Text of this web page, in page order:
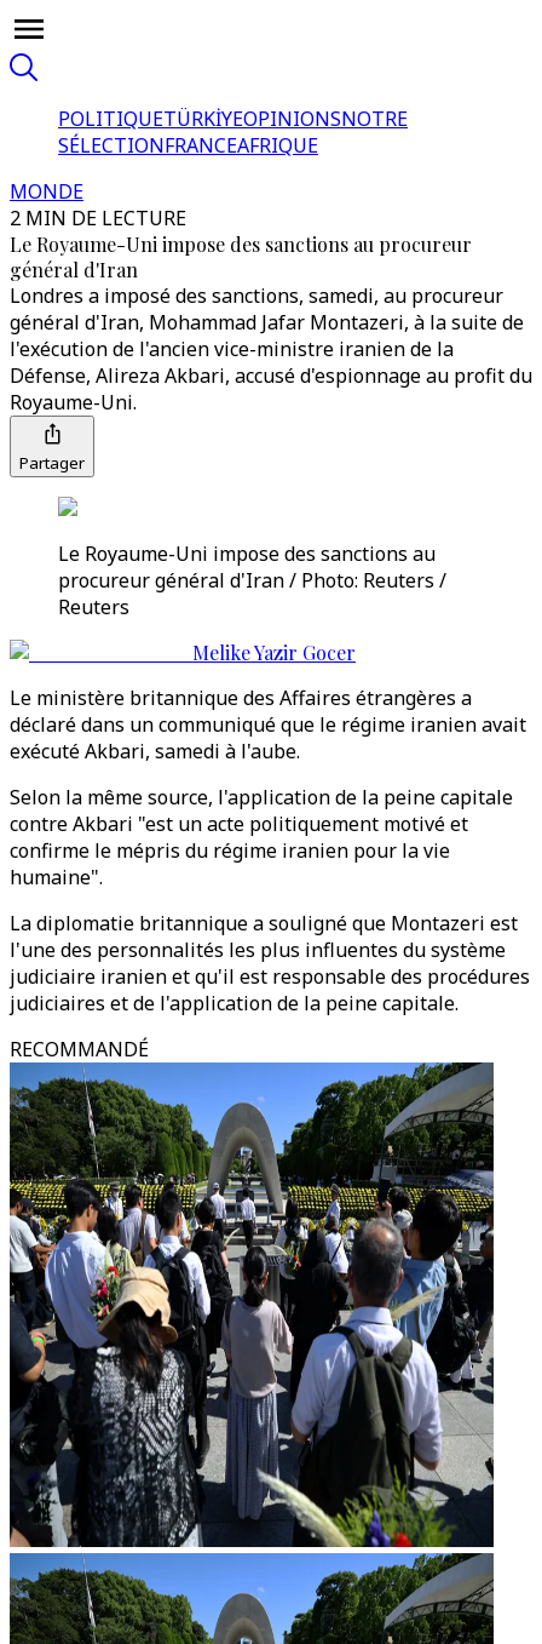
POLITIQUETÜRKİYEOPINIONSNOTRE
SÉLECTIONFRANCEAFRIQUE
MONDE
2 MIN DE LECTURE
Le Royaume-Uni impose des sanctions au procureur
général d'Iran
Londres a imposé des sanctions, samedi, au procureur
général d'Iran, Mohammad Jafar Montazeri, à la suite de
l'exécution de l'ancien vice-ministre iranien de la
Défense, Alireza Akbari, accusé d'espionnage au profit du
Royaume-Uni.
Partager
Le Royaume-Uni impose des sanctions au
procureur général d'Iran / Photo: Reuters /
Reuters
Melike Yazir Gocer
Le ministère britannique des Affaires étrangères a
déclaré dans un communiqué que le régime iranien avait
exécuté Akbari, samedi à l'aube.
Selon la même source, l'application de la peine capitale
contre Akbari "est un acte politiquement motivé et
confirme le mépris du régime iranien pour la vie
humaine".
La diplomatie britannique a souligné que Montazeri est
l'une des personnalités les plus influentes du système
judiciaire iranien et qu'il est responsable des procédures
judiciaires et de l'application de la peine capitale.
RECOMMANDÉ